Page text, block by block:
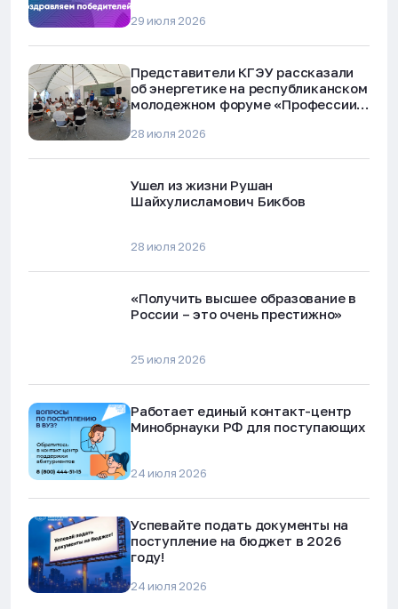
29 июля 2026
Представители КГЭУ рассказали
об энергетике на республиканском
молодежном форуме «Профессии
28 июля 2026
Ушел из жизни Рушан
Шайхулисламович Бикбов
28 июля 2026
«Получить высшее образование в
России – это очень престижно»
25 июля 2026
Работает единый контакт-центр
Минобрнауки РФ для поступающих
24 июля 2026
Успевайте подать документы на
поступление на бюджет в 2026
году!
24 июля 2026